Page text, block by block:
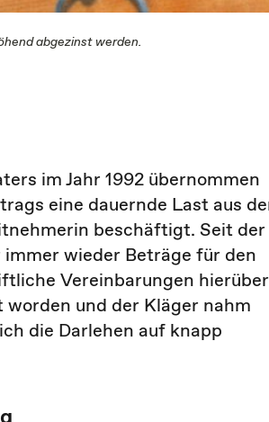
abgezinst werden.
im Jahr 1992 übernommen
eine dauernde Last aus
beschäftigt. Seit der
wieder Beträge für den
Vereinbarungen hierüber
und der Kläger nahm
die Darlehen auf knapp